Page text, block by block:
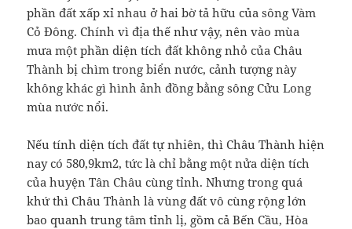
phần đất xấp xỉ nhau ở hai bờ tả hữu của sông Vàm
Cỏ Đông. Chính vì địa thế như vậy, nên vào mùa
mưa một phần diện tích đất không nhỏ của Châu
Thành bị chìm trong biển nước, cảnh tượng này
không khác gì hình ảnh đồng bằng sông Cửu Long
mùa nước nổi.
Nếu tính diện tích đất tự nhiên, thì Châu Thành hiện
nay có 580,9km2, tức là chỉ bằng một nửa diện tích
của huyện Tân Châu cùng tỉnh. Nhưng trong quá
khứ thì Châu Thành là vùng đất vô cùng rộng lớn
bao quanh trung tâm tỉnh lị, gồm cả Bến Cầu, Hòa